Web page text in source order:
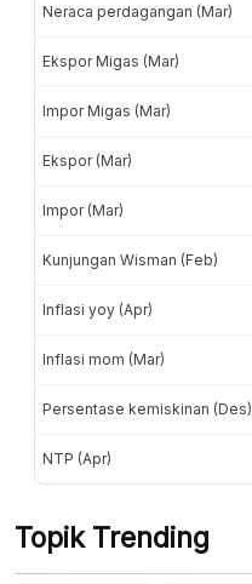
Neraca perdagangan (Mar)
Ekspor Migas (Mar)
Impor Migas (Mar)
Ekspor (Mar)
Impor (Mar)
Kunjungan Wisman (Feb)
Inflasi yoy (Apr)
Inflasi mom (Mar)
Persentase kemiskinan (Des)
NTP (Apr)
Topik Trending